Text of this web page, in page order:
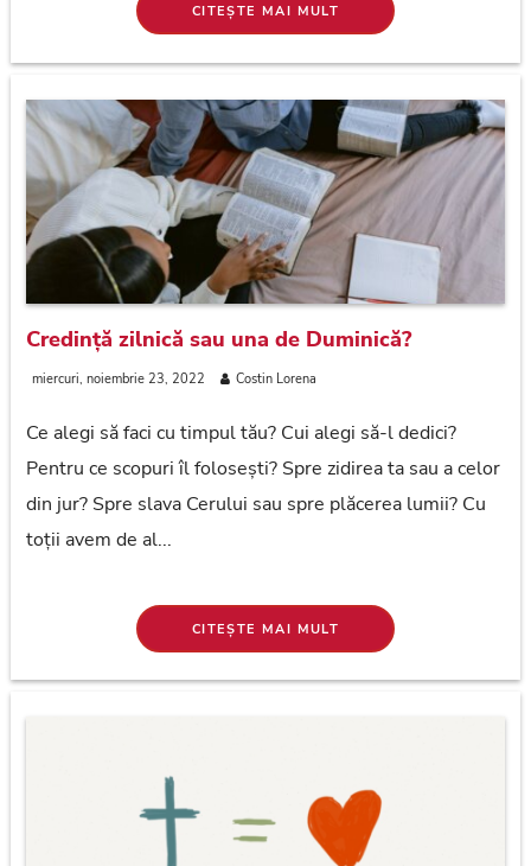
CITEȘTE MAI MULT
Credință zilnică sau una de Duminică?
miercuri, noiembrie 23, 2022 Costin Lorena
Ce alegi să faci cu timpul tău? Cui alegi să-l dedici?
Pentru ce scopuri îl folosești? Spre zidirea ta sau a celor
din jur? Spre slava Cerului sau spre plăcerea lumii? Cu
toții avem de al...
CITEȘTE MAI MULT